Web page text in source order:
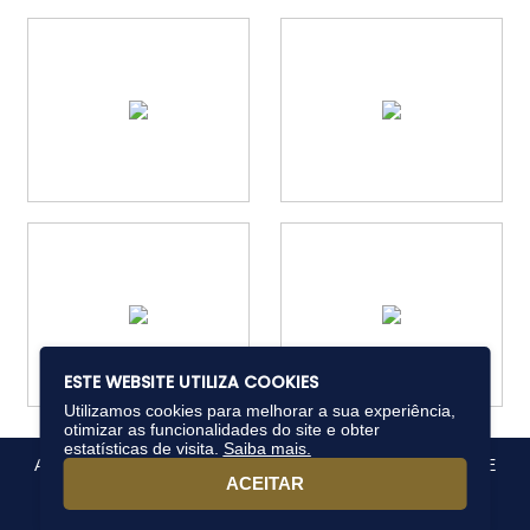
Av. João de Barros, nº 1527 / Sala 305, Espinheiro, Recife/PE
CEP: 52021-180, tel.: (81) 3241-3882
ESTE WEBSITE UTILIZA COOKIES
Utilizamos cookies para melhorar a sua experiência,
otimizar as funcionalidades do site e obter
estatísticas de visita. Saiba mais.
ACEITAR